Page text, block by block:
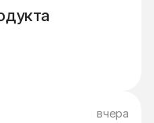
вчера